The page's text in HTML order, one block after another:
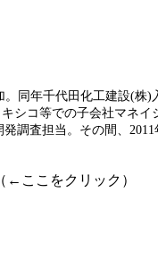
同年千代田化工建設(株)
シコ等での子会社マネイ
調査担当。その間、
ここをクリック）